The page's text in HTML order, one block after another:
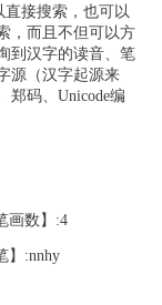
直接搜索，也可以
，而且不但可以方
到汉字的读音、笔
源（汉字起源来
郑码、Unicode编
画数】:4
】:nnhy